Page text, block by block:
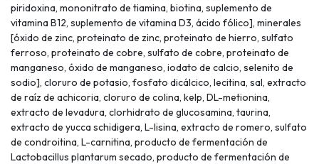
piridoxina, mononitrato de tiamina, biotina, suplemento de
vitamina B12, suplemento de vitamina D3, ácido fólico], minerales
[óxido de zinc, proteinato de zinc, proteinato de hierro, sulfato
ferroso, proteinato de cobre, sulfato de cobre, proteinato de
manganeso, óxido de manganeso, iodato de calcio, selenito de
sodio], cloruro de potasio, fosfato dicálcico, lecitina, sal, extracto
de raíz de achicoria, cloruro de colina, kelp, DL-metionina,
extracto de levadura, clorhidrato de glucosamina, taurina,
extracto de yucca schidigera, L-lisina, extracto de romero, sulfato
de condroitina, L-carnitina, producto de fermentación de
Lactobacillus plantarum secado, producto de fermentación de